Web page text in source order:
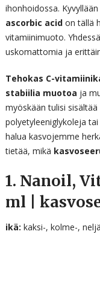
ihonhoidossa.
ascorbic acidon tällä
vitamiinimuoto.
uskomattomia ja
Tehokas C-
stabiilia muotoa ja
myöskään tulisi
polyetyleeniglykoleja
halua kasvojemme
tietää, mikä
1. Nanoil,
ml |
ikä: kaksi-, kolme-,